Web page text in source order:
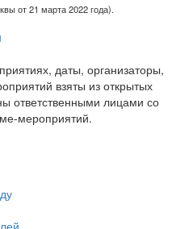
от 21 марта 2022 года).
даты, организаторы,
взяты из открытых
ответственными лицами со
мероприятий.